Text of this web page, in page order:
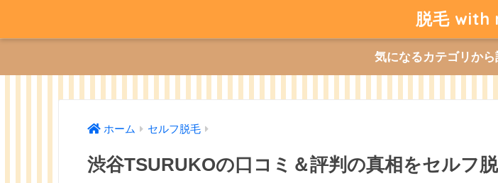
脱毛 with
気になるカテゴリか
ホーム セルフ脱毛
渋谷TSURUKOの口コミ＆評判の真相をセルフ